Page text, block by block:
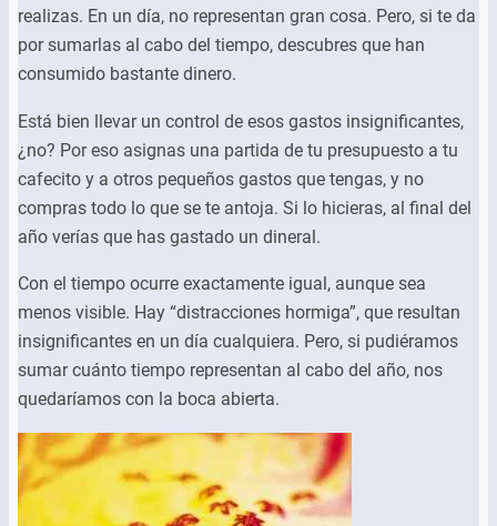
realizas. En un día, no representan gran cosa. Pero, si te da
por sumarlas al cabo del tiempo, descubres que han
consumido bastante dinero.
Está bien llevar un control de esos gastos insignificantes,
¿no? Por eso asignas una partida de tu presupuesto a tu
cafecito y a otros pequeños gastos que tengas, y no
compras todo lo que se te antoja. Si lo hicieras, al final del
año verías que has gastado un dineral.
Con el tiempo ocurre exactamente igual, aunque sea
menos visible. Hay “distracciones hormiga”, que resultan
insignificantes en un día cualquiera. Pero, si pudiéramos
sumar cuánto tiempo representan al cabo del año, nos
quedaríamos con la boca abierta.